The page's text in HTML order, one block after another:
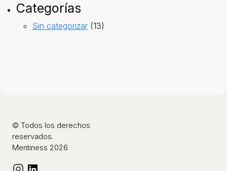
Categorías
Sin categorizar (13)
© Todos los derechos
reservados.
Mentiness 2026